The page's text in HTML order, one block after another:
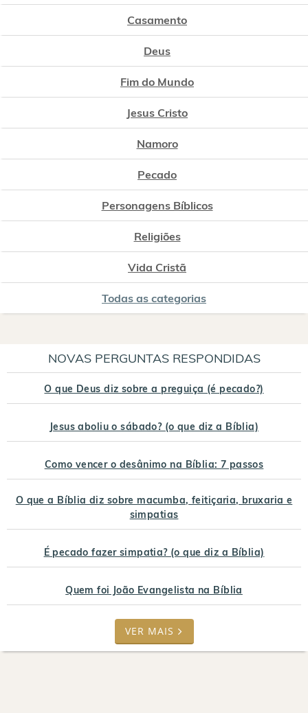
Casamento
Deus
Fim do Mundo
Jesus Cristo
Namoro
Pecado
Personagens Bíblicos
Religiões
Vida Cristã
Todas as categorias
NOVAS PERGUNTAS RESPONDIDAS
O que Deus diz sobre a preguiça (é pecado?)
Jesus aboliu o sábado? (o que diz a Bíblia)
Como vencer o desânimo na Bíblia: 7 passos
O que a Bíblia diz sobre macumba, feitiçaria, bruxaria e
simpatias
É pecado fazer simpatia? (o que diz a Bíblia)
Quem foi João Evangelista na Bíblia
VER MAIS